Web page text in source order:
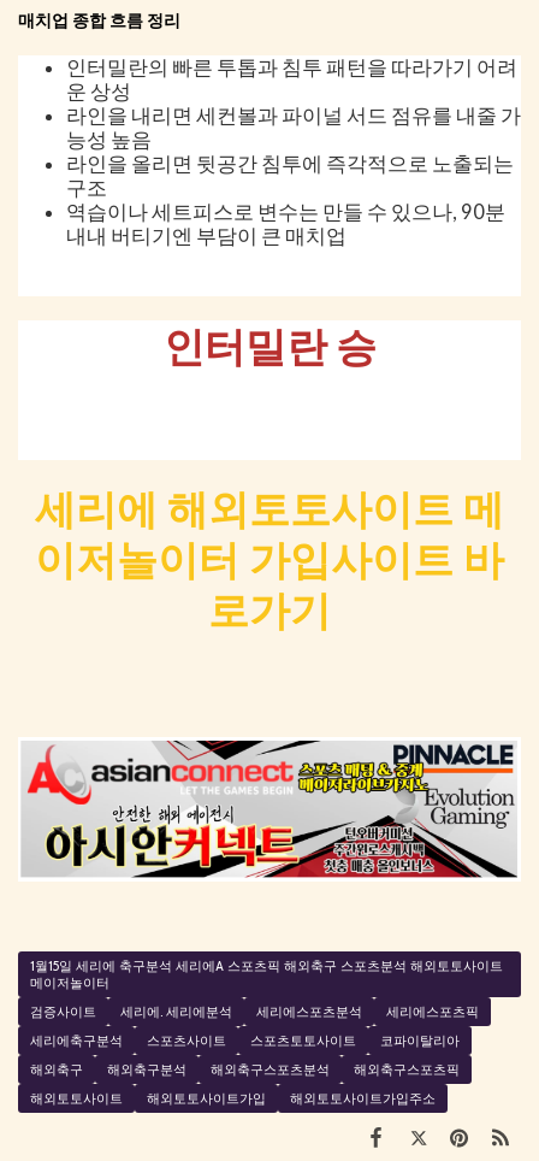
매치업 종합 흐름 정리
인터밀란의 빠른 투톱과 침투 패턴을 따라가기 어려
운 상성
라인을 내리면 세컨볼과 파이널 서드 점유를 내줄 가
능성 높음
라인을 올리면 뒷공간 침투에 즉각적으로 노출되는
구조
역습이나 세트피스로 변수는 만들 수 있으나, 90분
내내 버티기엔 부담이 큰 매치업
인터밀란 승
세리에 해외토토사이트 메
이저놀이터 가입사이트 바
로가기
1월15일 세리에 축구분석 세리에A 스포츠픽 해외축구 스포츠분석 해외토토사이트
메이저놀이터
검증사이트
세리에. 세리에분석 세리에스포츠분석
세리에스포츠픽
세리에축구분석
스포츠사이트 스포츠토토사이트
코파이탈리아
해외축구
해외축구분석 해외축구스포츠분석
해외축구스포츠픽
해외토토사이트
해외토토사이트가입 해외토토사이트가입주소